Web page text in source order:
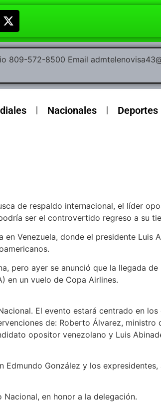
809-572-8500 Email
Nacionales Deportes
de respaldo internacional, el líder
ser el controvertido regreso a su
Venezuela, donde el presidente Luis
pero ayer se anunció que la llegada
en un vuelo de Copa Airlines.
El evento estará centrado en
de: Roberto Álvarez, ministro
opositor venezolano y Luis
González y los
en honor a la delegación.